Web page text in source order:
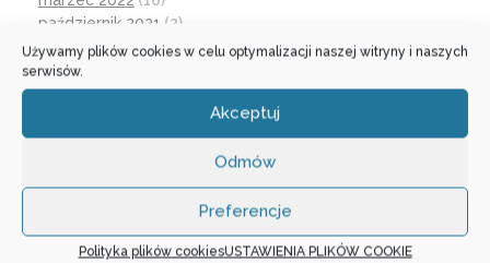
Używamy plików cookies w celu optymalizacji naszej witryny i naszych
serwisów.
Akceptuj
Odmów
Preferencje
Polityka plików cookiesUSTAWIENIA PLIKÓW COOKIE
październik 2021 (2)
wrzesień 2021(28)
sierpień 2021
lipiec 2021(2)
wrzesień 2020(23)
maj 2020(1)
styczeń 2020(17)